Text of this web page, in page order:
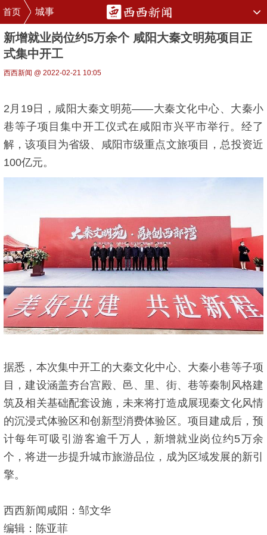
首页 城事
新增就业岗位约5万余个 咸阳大秦文明苑项目正
式集中开工
西西新闻 @ 2022-02-21 10:05
2月19日，咸阳大秦文明苑——大秦文化中心、大秦小
巷等子项目集中开工仪式在咸阳市兴平市举行。经了
解，该项目为省级、咸阳市级重点文旅项目，总投资近
100亿元。
据悉，本次集中开工的大秦文化中心、大秦小巷等子项
目，建设涵盖夯台宫殿、邑、里、街、巷等秦制风格建
筑及相关基础配套设施，未来将打造成展现秦文化风情
的沉浸式体验区和创新型消费体验区。项目建成后，预
计每年可吸引游客逾千万人，新增就业岗位约5万余
个，将进一步提升城市旅游品位，成为区域发展的新引
擎。
西西新闻咸阳：邹文华
编辑：陈亚菲